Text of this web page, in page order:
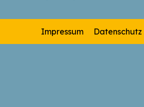
Impressum Datenschutz